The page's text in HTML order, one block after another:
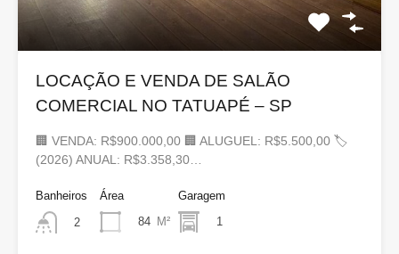
LOCAÇÃO E VENDA DE SALÃO
COMERCIAL NO TATUAPÉ – SP
🏢 VENDA: R$900.000,00 🏢 ALUGUEL: R$5.500,00 🏷
(2026) ANUAL: R$3.358,30…
Banheiros
2
Área
84 M²
Garagem
1